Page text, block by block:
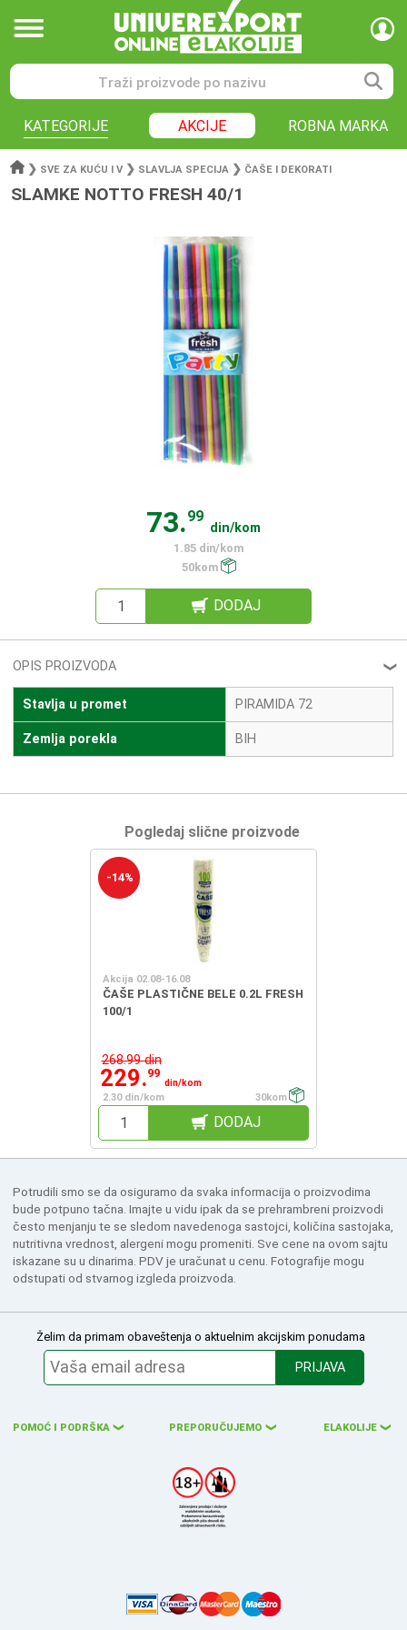
KATEGORIJE AKCIJE ROBNA MARKA
❯ SVE ZA KUĆU I V ❯ SLAVLJA SPECIJA ❯ ČAŠE I DEKORATI
SLAMKE NOTTO FRESH 40/1
73.99
din/kom
1.85 din/kom
50kom
DODAJ
OPIS PROIZVODA ❮
Stavlja u promet PIRAMIDA 72
Zemlja porekla BIH
Pogledaj slične proizvode
-14%
Akcija 02.08-16.08
ČAŠE PLASTIČNE BELE 0.2L FRESH
100/1
268.99 din
229.99
din/kom
2.30 din/kom
30kom
DODAJ
Potrudili smo se da osiguramo da svaka informacija o proizvodima
bude potpuno tačna. Imajte u vidu ipak da se prehrambreni proizvodi
često menjanju te se sledom navedenoga sastojci, količina sastojaka,
nutritivna vrednost, alergeni mogu promeniti. Sve cene na ovom sajtu
iskazane su u dinarima. PDV je uračunat u cenu. Fotografije mogu
odstupati od stvarnog izgleda proizvoda.
Želim da primam obaveštenja o aktuelnim akcijskim ponudama
PRIJAVA
POMOĆ I PODRŠKA ❮ PREPORUČUJEMO ❮ ELAKOLIJE ❮